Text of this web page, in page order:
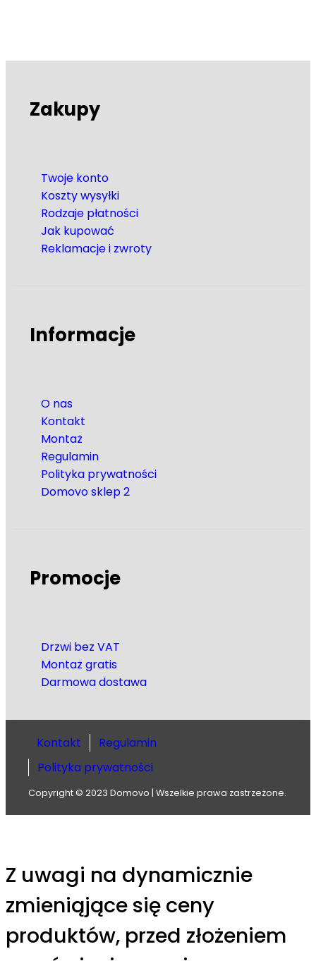
Zakupy
Twoje konto
Koszty wysyłki
Rodzaje płatności
Jak kupować
Reklamacje i zwroty
Informacje
O nas
Kontakt
Montaż
Regulamin
Polityka prywatności
Domovo sklep 2
Promocje
Drzwi bez VAT
Montaż gratis
Darmowa dostawa
Kontakt
Regulamin
Polityka prywatności
Copyright © 2023 Domovo | Wszelkie prawa zastrzeżone.
Z uwagi na dynamicznie
zmieniąjące się ceny
produktów, przed złożeniem